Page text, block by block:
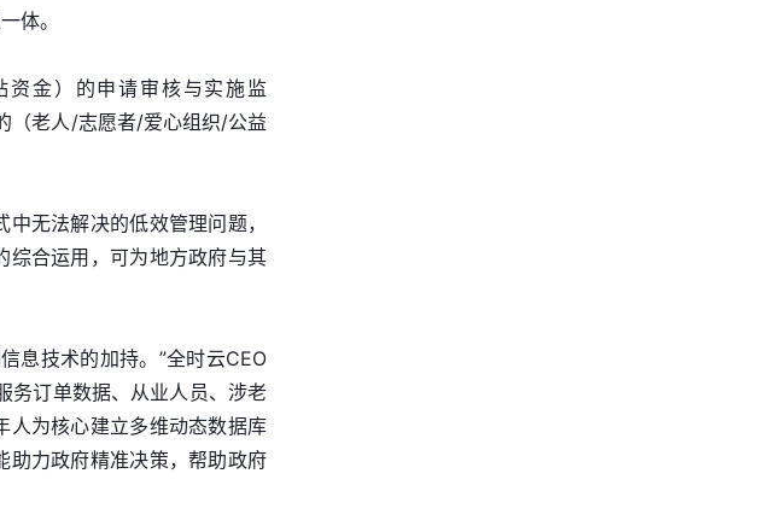
体。
资金）的申请审核与实施监
（老人/志愿者/爱心组织/公益
无法解决的低效管理问题，
综合运用，可为地方政府与其
息技术的加持。”全时云CEO
务订单数据、从业人员、涉老
人为核心建立多维动态数据库
助力政府精准决策，帮助政府